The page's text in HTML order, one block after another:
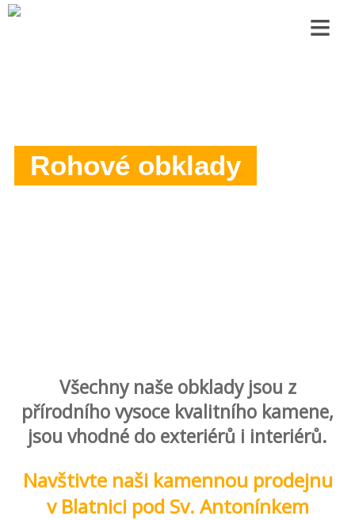
≡
Rohové obklady
Všechny naše obklady jsou z
přírodního vysoce kvalitního kamene,
jsou vhodné do exteriérů i interiérů.
Navštivte naši kamennou prodejnu
v Blatnici pod Sv. Antonínkem